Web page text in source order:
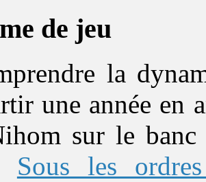
de jeu
la
une année en
sur le
Sous les